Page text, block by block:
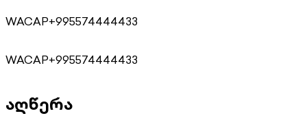
WACAP+995574444433
WACAP+995574444433
აღწერა